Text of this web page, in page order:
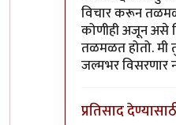
विचार करून
कोणीही अजून असे
तळमळत होतो. मी
जल्मभर विसरणार
प्रतिसाद